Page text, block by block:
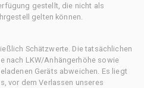
gestellt, die nicht als
gelten können.
Schätzwerte. Die tatsächlichen
nach LKW/Anhängerhöhe sowie
Geräts abweichen. Es liegt
vor dem Verlassen unseres